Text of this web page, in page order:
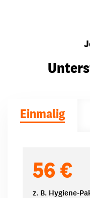
Einmalig
56 €
z. B. Hygiene-